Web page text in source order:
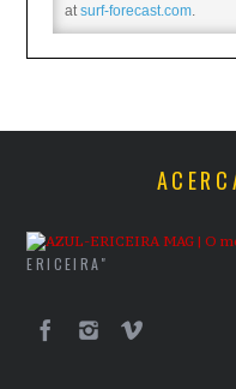
at surf-forecast.com.
ERICEIRA"